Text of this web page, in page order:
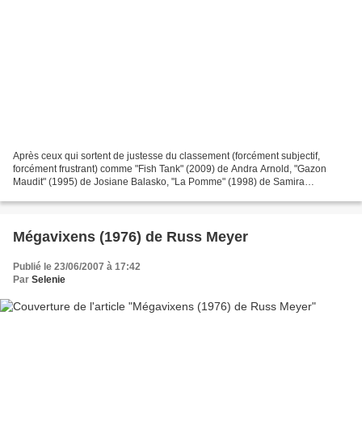
Après ceux qui sortent de justesse du classement (forcément subjectif,
forcément frustrant) comme "Fish Tank" (2009) de Andra Arnold, "Gazon
Maudit" (1995) de Josiane Balasko, "La Pomme" (1998) de Samira
Mégavixens (1976) de Russ Meyer
Publié le 23/06/2007 à 17:42
Par Selenie